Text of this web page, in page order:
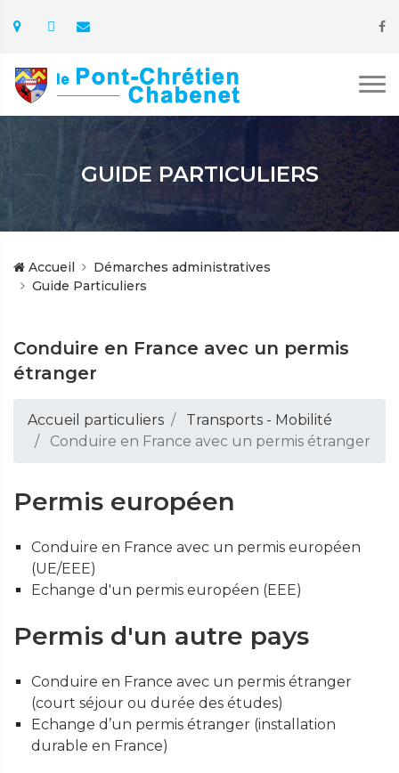
GUIDE PARTICULIERS
Accueil
Démarches administratives
Guide Particuliers
Conduire en France avec un permis
étranger
Accueil particuliers
Transports - Mobilité
Conduire en France avec un permis étranger
Permis européen
Conduire en France avec un permis européen
(UE/EEE)
Echange d'un permis européen (EEE)
Permis d'un autre pays
Conduire en France avec un permis étranger
(court séjour ou durée des études)
Echange d’un permis étranger (installation
durable en France)